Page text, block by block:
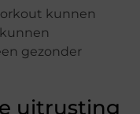
kunnen
gezonder
uitrusting